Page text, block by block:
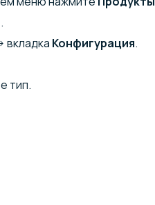
.
вкладка Конфигурация.
тип.